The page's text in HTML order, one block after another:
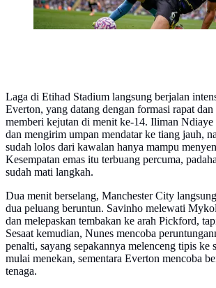
Laga di Etihad Stadium langsung berjalan
Everton, yang datang dengan formasi rapat
memberi kejutan di menit ke-14. Iliman Ndiaye
dan mengirim umpan mendatar ke tiang jauh,
sudah lolos dari kawalan hanya mampu
Kesempatan emas itu terbuang percuma,
sudah mati langkah.
Dua menit berselang, Manchester City
dua peluang beruntun. Savinho melewati
dan melepaskan tembakan ke arah Pickford,
Sesaat kemudian, Nunes mencoba
penalti, sayang sepakannya melenceng tipis
mulai menekan, sementara Everton mencoba
tenaga.